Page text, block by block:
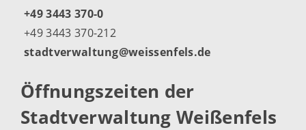
+49 3443 370-0
+49 3443 370-212
stadtverwaltung@weissenfels.de
Öffnungszeiten der
Stadtverwaltung Weißenfels